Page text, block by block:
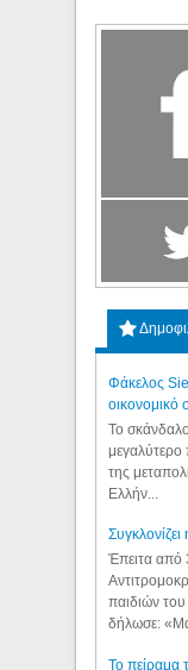
Φάκελος
οικονομικό
Το
μεγαλύτερο
της
Ελλήν...
Έπειτα από
παιδιών
δήλωσε:
Το πείραμα